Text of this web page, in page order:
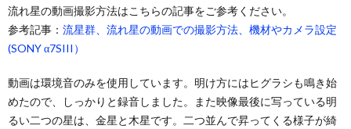
流れ星の動画撮影方法はこちらの記事をご参考ください。
参考記事： 流星群、流れ星の動画での撮影方法、機材やカメラ設定
(SONY α7SIII）
動画は環境音のみを使用しています。明け方にはヒグラシも鳴き始
めたので、しっかりと録音しました。また映像最後に写っている明
るい二つの星は、金星と木星です。二つ並んで昇ってくる様子が綺